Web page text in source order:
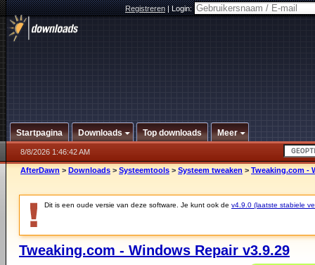
Registreren|Login:
Startpagina Downloads Top downloads Meer
8/8/2026 1:46:42 AM
AfterDawn > Downloads > Systeemtools > Systeem tweaken > Tweaking.com -
Dit is een oude versie van deze software. Je kunt ook de v4.9.0 (laatste stabiele
Tweaking.com - Windows Repair v3.9.29